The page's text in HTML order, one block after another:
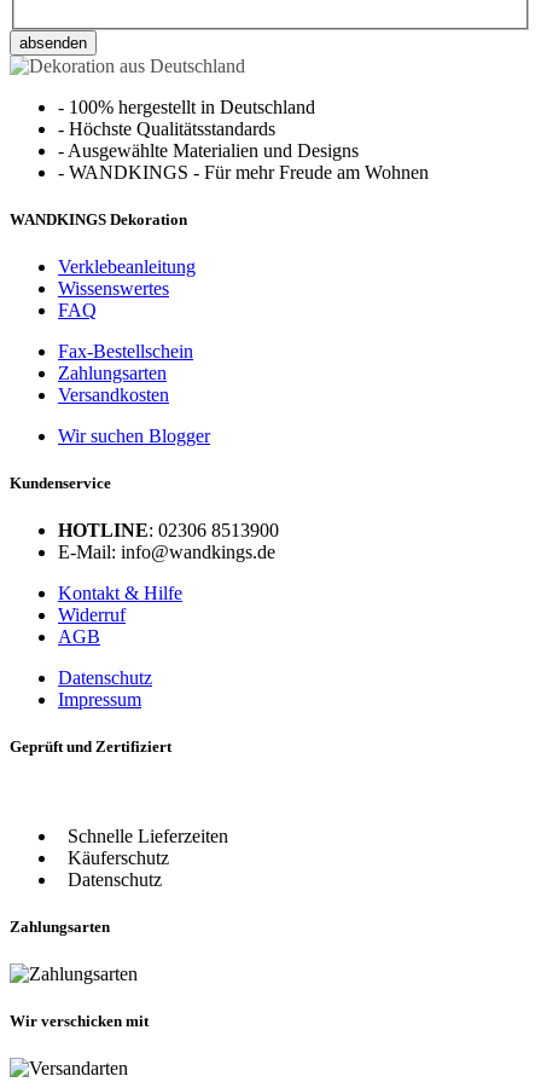
absenden
- 100% hergestellt in Deutschland
- Höchste Qualitätsstandards
- Ausgewählte Materialien und Designs
- WANDKINGS - Für mehr Freude am Wohnen
WANDKINGS Dekoration
Verklebeanleitung
Wissenswertes
FAQ
Fax-Bestellschein
Zahlungsarten
Versandkosten
Wir suchen Blogger
Kundenservice
HOTLINE: 02306 8513900
E-Mail: info@wandkings.de
Kontakt & Hilfe
Widerruf
AGB
Datenschutz
Impressum
Geprüft und Zertifiziert
Schnelle Lieferzeiten
Käuferschutz
Datenschutz
Zahlungsarten
Wir verschicken mit